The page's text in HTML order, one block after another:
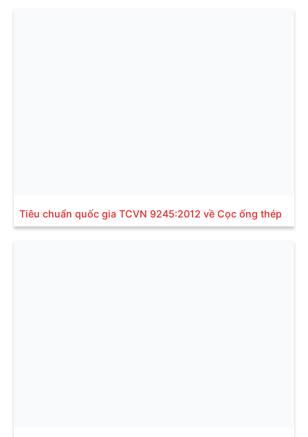
Tiêu chuẩn quốc gia TCVN 9245:2012 về Cọc ống thép